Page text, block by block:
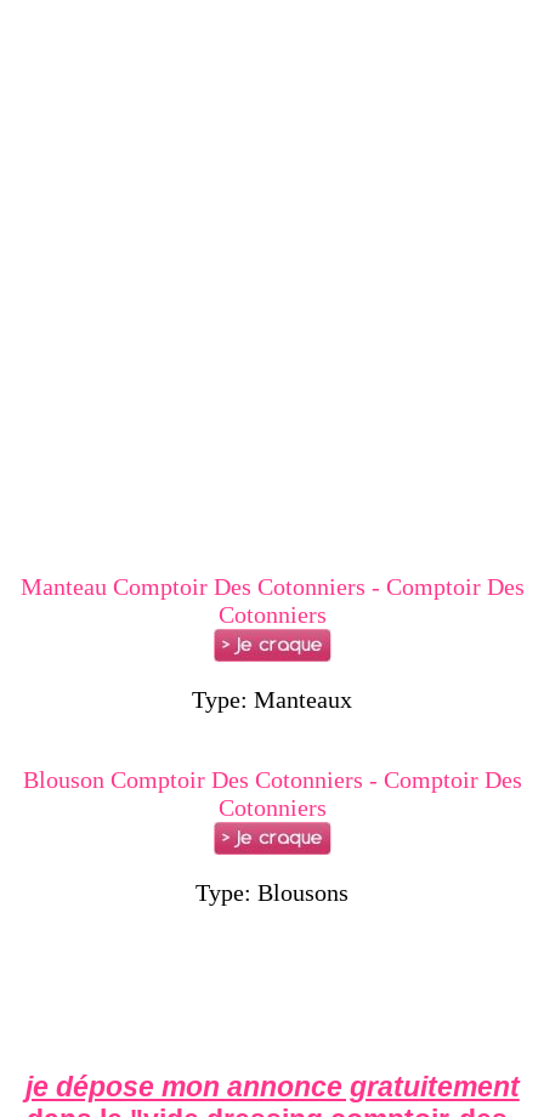
Manteau Comptoir Des Cotonniers - Comptoir Des
Cotonniers
Type: Manteaux
Blouson Comptoir Des Cotonniers - Comptoir Des
Cotonniers
Type: Blousons
je dépose mon annonce gratuitement